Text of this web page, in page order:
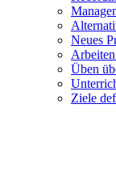
Neues
Üben
Ziele